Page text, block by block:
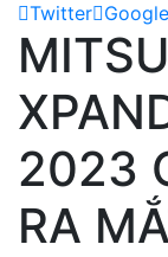
Twitter
2023
RA